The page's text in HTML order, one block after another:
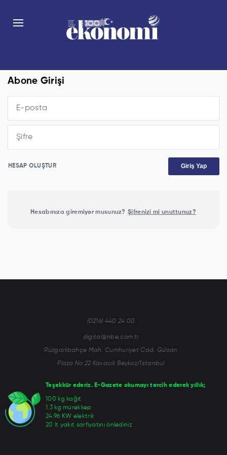
Abone Girişi
HESAP OLUŞTUR Giriş Yap
Hesabınıza giremiyor musunuz? Şifrenizi mi unuttunuz?
Teşekkür ederiz. E-Gazete okumayı tercih ederek yıllık;
100 kg kağıt
1.3 kg mürekkep
24.96 KW elektrik
20 lt yakıt sarfiyatını önlediniz
(0216) 440 24 00
digital@nbe.com.tr
Rüzgarlıbahçe Mah. Cumhuriyet Cad. Gülsan
Plaza No:22 Kavacık Beykoz/İstanbul